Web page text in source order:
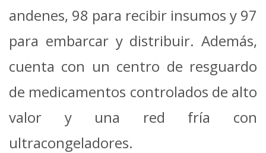
andenes, 98 para recibir insumos y 97
para embarcar y distribuir. Además,
cuenta con un centro de resguardo
de medicamentos controlados de alto
valor y una red fría con
ultracongeladores.